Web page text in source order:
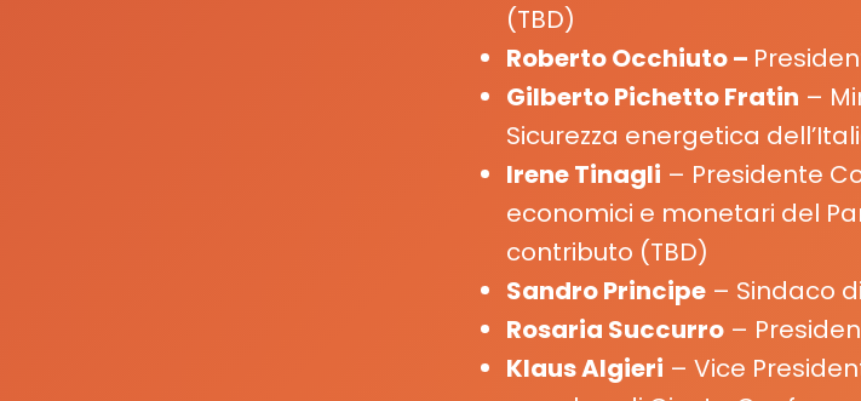
(TBD)
Roberto Occhiuto –
Gilberto Pichetto Fratin –
Sicurezza energetica
Irene Tinagli – Presidente
economici e monetari del
contributo (TBD)
Sandro Principe– Sindaco
Rosaria Succurro–
Klaus Algieri – Vice